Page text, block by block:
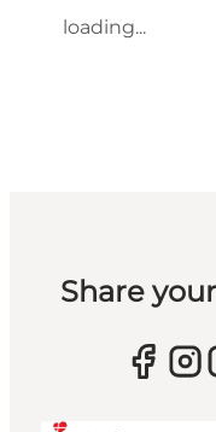
loading...
Share